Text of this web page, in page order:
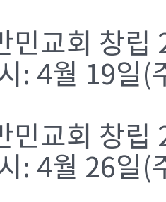
민교회 창립
: 4월 19일(
민교회 창립
: 4월 26일(